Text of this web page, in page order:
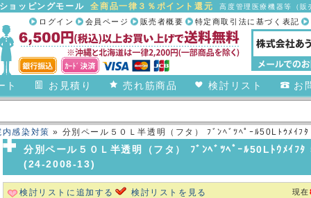
ショッピングモール全商品一律３％ポイント還元 高度管理医療機器等（
特定商取引法に基づく表記
販売者概要
会員ページ
ログイン
ト お見積り 売れ筋商品 検討リスト お
内感染対策 » 分別ペール５０Ｌ半透明（フタ） ﾌﾞﾝﾍﾞﾂﾍﾟｰﾙ50Lﾄｳﾒｲ
分別ペール５０Ｌ半透明（フタ） ﾌﾞﾝﾍﾞﾂﾍﾟｰﾙ50Lﾄｳﾒｲﾌ
(24-2008-13)
検討リストに追加する 検討リストを見る 現在